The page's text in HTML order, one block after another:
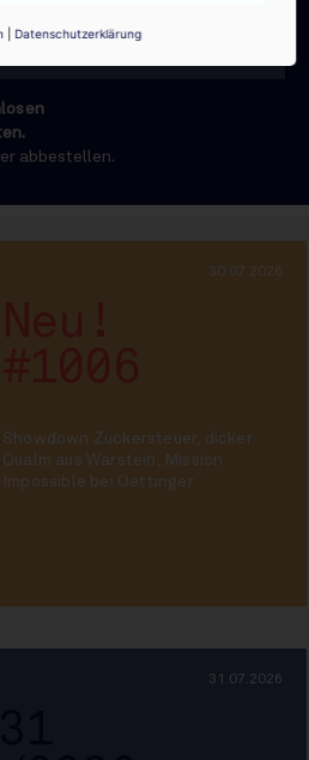
abbestellen.
30.07.2026
Showdown Zuckersteuer, dicker
Qualm aus Warstein, Mission
Impossible bei Oettinger
31.07.2026
Datenschutzerklärung